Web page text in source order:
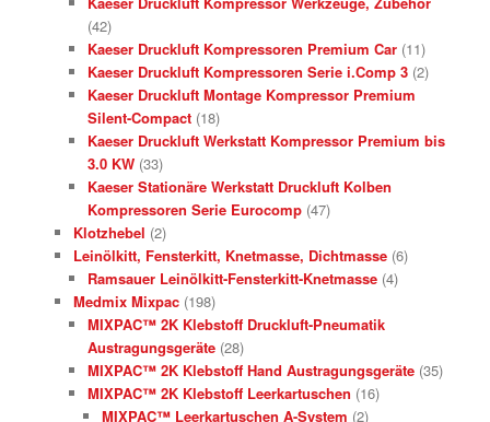
(42)
Kaeser Druckluft Kompressoren Premium Car (11)
Kaeser Druckluft Kompressoren Serie i.Comp 3 (2)
Kaeser Druckluft Montage Kompressor Premium
Silent-Compact (18)
Kaeser Druckluft Werkstatt Kompressor Premium bis
3.0 KW (33)
Kaeser Stationäre Werkstatt Druckluft Kolben
Kompressoren Serie Eurocomp (47)
Klotzhebel (2)
Leinölkitt, Fensterkitt, Knetmasse, Dichtmasse (6)
Ramsauer Leinölkitt-Fensterkitt-Knetmasse (4)
Medmix Mixpac (198)
MIXPAC™ 2K Klebstoff Druckluft-Pneumatik
Austragungsgeräte (28)
MIXPAC™ 2K Klebstoff Hand Austragungsgeräte (35)
MIXPAC™ 2K Klebstoff Leerkartuschen (16)
MIXPAC™ Leerkartuschen A-System (2)